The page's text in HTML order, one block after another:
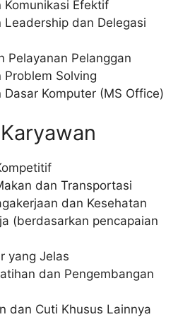
Komunikasi Efektif
Leadership dan Delegasi
Pelayanan Pelanggan
Problem Solving
Dasar Komputer (MS Office)
dan Transportasi
dan Kesehatan
(berdasarkan pencapaian
yang Jelas
dan Pengembangan
dan Cuti Khusus Lainnya